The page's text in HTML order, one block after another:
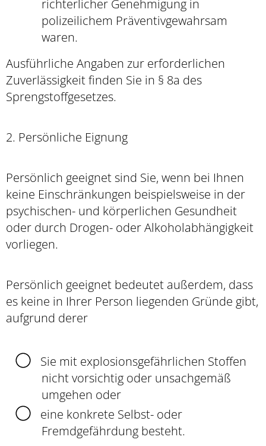
richterlicher Genehmigung in
polizeilichem Präventivgewahrsam
waren.
Ausführliche Angaben zur erforderlichen
Zuverlässigkeit finden Sie in § 8a des
Sprengstoffgesetzes.
2. Persönliche Eignung
Persönlich geeignet sind Sie, wenn bei Ihnen
keine Einschränkungen beispielsweise in der
psychischen- und körperlichen Gesundheit
oder durch Drogen- oder Alkoholabhängigkeit
vorliegen.
Persönlich geeignet bedeutet außerdem, dass
es keine in Ihrer Person liegenden Gründe gibt,
aufgrund derer
Sie mit explosionsgefährlichen Stoffen
nicht vorsichtig oder unsachgemäß
umgehen oder
eine konkrete Selbst- oder
Fremdgefährdung besteht.